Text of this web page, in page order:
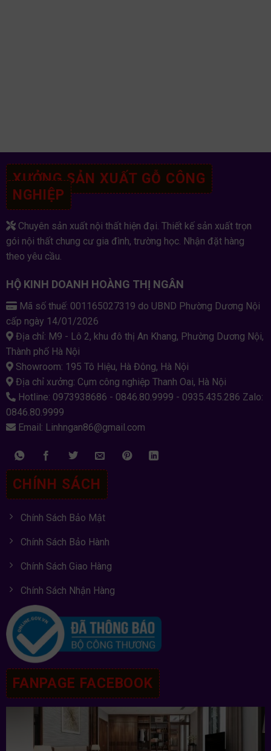
XƯỞNG SẢN XUẤT GỖ CÔNG
NGHIỆP
Chuyên sản xuất nội thất hiện đại. Thiết kế sản xuất trọn
gói nội thất chung cư gia đình, trường học. Nhận đặt hàng
theo yêu cầu.
HỘ KINH DOANH HOÀNG THỊ NGÂN
Mã số thuế: 001165027319 do UBND Phường Dương Nội
cấp ngày 14/01/2026
Địa chỉ: M9 - Lô 2, khu đô thị An Khang, Phường Dương Nội,
Thành phố Hà Nội
Showroom: 195 Tô Hiệu, Hà Đông, Hà Nội
Địa chỉ xưởng: Cụm công nghiệp Thanh Oai, Hà Nội
Hotline: 0973938686 - 0846.80.9999 - 0935.435.286 Zalo:
0846.80.9999
Email: Linhngan86@gmail.com
CHÍNH SÁCH
Chính Sách Bảo Mật
Chính Sách Bảo Hành
Chính Sách Giao Hàng
Chính Sách Nhận Hàng
FANPAGE FACEBOOK